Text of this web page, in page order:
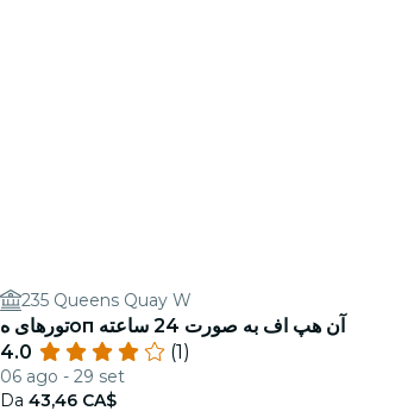
235 Queens Quay W
تورهای هоп آن هپ اف به صورت 24 ساعته
4.0
(1)
06 ago - 29 set
Da 43,46 CA$